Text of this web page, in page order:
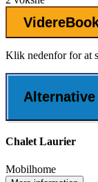
Videre
Klik nedenfor for at
Chalet Laurier
Mobilhome